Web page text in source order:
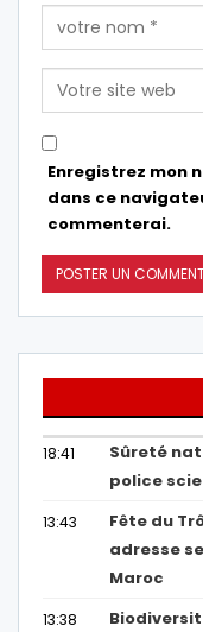
Enregistrez mon
dans ce
commenterai.
18:41
Sûreté
police
13:43
Fête du
adresse
Maroc
13:38